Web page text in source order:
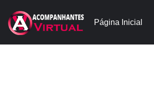
Página Inicial